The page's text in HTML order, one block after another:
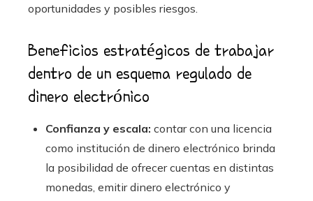
oportunidades y posibles riesgos.
Beneficios estratégicos de trabajar
dentro de un esquema regulado de
dinero electrónico
Confianza y escala: contar con una licencia
como institución de dinero electrónico brinda
la posibilidad de ofrecer cuentas en distintas
monedas, emitir dinero electrónico y